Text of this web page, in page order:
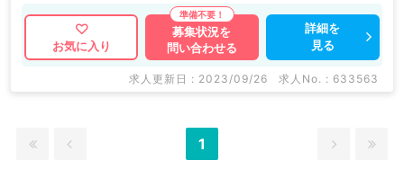
お気に入り
募集状況を
問い合わせる
詳細を
見る
求人更新日 : 2023/09/26 求人No. : 633563
1